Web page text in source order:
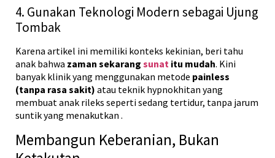
4. Gunakan Teknologi Modern sebagai Ujung
Tombak
Karena artikel ini memiliki konteks kekinian, beri tahu
anak bahwa zaman sekarang sunat itu mudah. Kini
banyak klinik yang menggunakan metode painless
(tanpa rasa sakit) atau teknik hypnokhitan yang
membuat anak rileks seperti sedang tertidur, tanpa jarum
suntik yang menakutkan .
Membangun Keberanian, Bukan